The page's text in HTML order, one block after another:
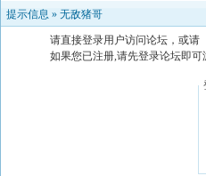
提示信息 » 无敌猪哥
请直接登录用户访问论坛，或请
如果您已注册,请先登录论坛即可